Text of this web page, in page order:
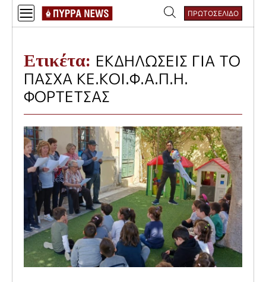
Αναζήτηση
ΠΡΩΤΟΣΕΛΙΔΟ
Ετικέτα: ΕΚΔΗΛΩΣΕΙΣ ΓΙΑ ΤΟ
ΠΑΣΧΑ ΚΕ.ΚΟΙ.Φ.Α.Π.Η.
ΦΟΡΤΕΤΣΑΣ